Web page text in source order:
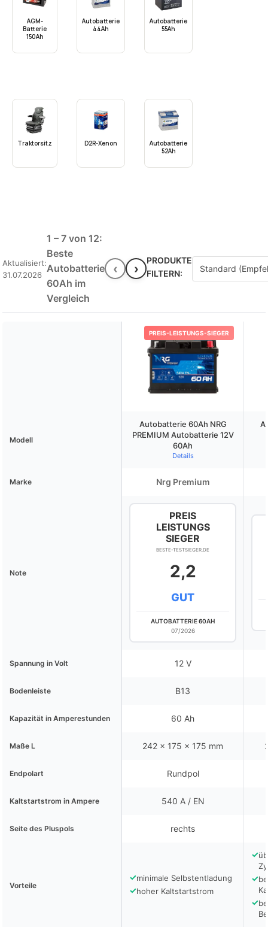
AGM-
Batterie
150Ah
Autobatterie
44Ah
Autobatterie
55Ah
Traktorsitz D2R-Xenon
Autobatterie
52Ah
Aktualisiert:
31.07.2026
1 – 7 von 12:
Beste
Autobatterie
60Ah im
Vergleich
‹ ›
PRODUKTE
FILTERN:
PREIS-LEISTUNGS-SIEGER
Modell
Autobatterie 60Ah NRG
PREMIUM Autobatterie 12V
60Ah
Details
Marke Nrg Premium
Note
PREIS
LEISTUNGS
SIEGER
BESTE-TESTSIEGER.DE
2,2
GUT
AUTOBATTERIE 60AH
07/2026
Spannung in Volt 12 V
Bodenleiste B13
Kapazität in Amperestunden 60 Ah
Maße L 242 x 175 x 175 mm
Endpolart Rundpol
Kaltstartstrom in Ampere 540 A / EN
Seite des Pluspols rechts
Vorteile
✓minimale Selbstentladung
✓hoher Kaltstartstrom
✓
✓
✓